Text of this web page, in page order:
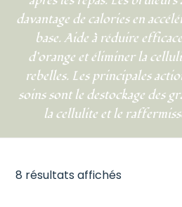
davantage de calories en
base. Aide à réduire
d’orange et éliminer la
rebelles. Les principales
soins sont le destockage des
la cellulite et le
8 résultats affichés